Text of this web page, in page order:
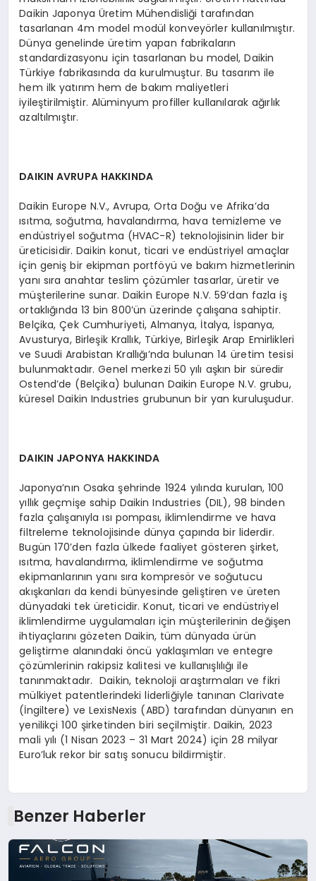
Daikin Japonya Üretim Mühendisliği tarafından
tasarlanan 4m model modül konveyörler kullanılmıştır.
Dünya genelinde üretim yapan fabrikaların
standardizasyonu için tasarlanan bu model, Daikin
Türkiye fabrikasında da kurulmuştur. Bu tasarım ile
hem ilk yatırım hem de bakım maliyetleri
iyileştirilmiştir. Alüminyum profiller kullanılarak ağırlık
azaltılmıştır.
DAIKIN AVRUPA HAKKINDA
Daikin Europe N.V., Avrupa, Orta Doğu ve Afrika’da
ısıtma, soğutma, havalandırma, hava temizleme ve
endüstriyel soğutma (HVAC-R) teknolojisinin lider bir
üreticisidir. Daikin konut, ticari ve endüstriyel amaçlar
için geniş bir ekipman portföyü ve bakım hizmetlerinin
yanı sıra anahtar teslim çözümler tasarlar, üretir ve
müşterilerine sunar. Daikin Europe N.V. 59‘dan fazla iş
ortaklığında 13 bin 800’ün üzerinde çalışana sahiptir.
Belçika, Çek Cumhuriyeti, Almanya, İtalya, İspanya,
Avusturya, Birleşik Krallık, Türkiye, Birleşik Arap Emirlikleri
ve Suudi Arabistan Krallığı’nda bulunan 14 üretim tesisi
bulunmaktadır. Genel merkezi 50 yılı aşkın bir süredir
Ostend’de (Belçika) bulunan Daikin Europe N.V. grubu,
küresel Daikin Industries grubunun bir yan kuruluşudur.
DAIKIN JAPONYA HAKKINDA
Japonya’nın Osaka şehrinde 1924 yılında kurulan, 100
yıllık geçmişe sahip Daikin Industries (DIL), 98 binden
fazla çalışanıyla ısı pompası, iklimlendirme ve hava
filtreleme teknolojisinde dünya çapında bir liderdir.
Bugün 170’den fazla ülkede faaliyet gösteren şirket,
ısıtma, havalandırma, iklimlendirme ve soğutma
ekipmanlarının yanı sıra kompresör ve soğutucu
akışkanları da kendi bünyesinde geliştiren ve üreten
dünyadaki tek üreticidir. Konut, ticari ve endüstriyel
iklimlendirme uygulamaları için müşterilerinin değişen
ihtiyaçlarını gözeten Daikin, tüm dünyada ürün
geliştirme alanındaki öncü yaklaşımları ve entegre
çözümlerinin rakipsiz kalitesi ve kullanışlılığı ile
tanınmaktadır. Daikin, teknoloji araştırmaları ve fikri
mülkiyet patentlerindeki liderliğiyle tanınan Clarivate
(İngiltere) ve LexisNexis (ABD) tarafından dünyanın en
yenilikçi 100 şirketinden biri seçilmiştir. Daikin, 2023
mali yılı (1 Nisan 2023 – 31 Mart 2024) için 28 milyar
Euro’luk rekor bir satış sonucu bildirmiştir.
Benzer Haberler